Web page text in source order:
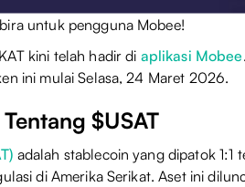
untuk pengguna Mobee!
kini telah hadir di aplikasi Mobee
ini mulai Selasa, 24 Maret 2026.
$USAT
adalah stablecoin yang dipatok
di Amerika Serikat. Aset ini